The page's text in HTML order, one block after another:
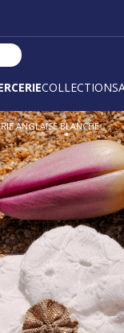
COLLECTIONS
ANGLAISE BLANCHE